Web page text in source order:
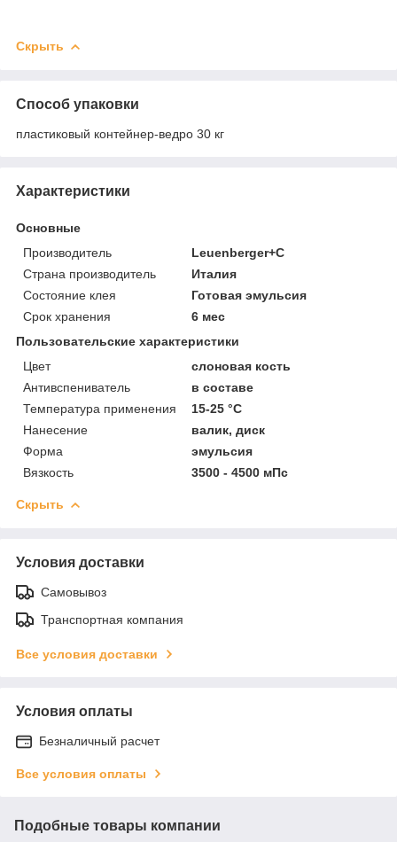
Скрыть
Способ упаковки
пластиковый контейнер-ведро 30 кг
Характеристики
Основные
Производитель
Leuenberger+C
Страна производитель
Италия
Состояние клея
Готовая эмульсия
Срок хранения
6 мес
Пользовательские характеристики
Цвет
слоновая кость
Антивспениватель
в составе
Температура применения
15-25 °C
Нанесение
валик, диск
Форма
эмульсия
Вязкость
3500 - 4500 мПс
Скрыть
Условия доставки
Самовывоз
Транспортная компания
Все условия доставки
Условия оплаты
Безналичный расчет
Все условия оплаты
Подобные товары компании